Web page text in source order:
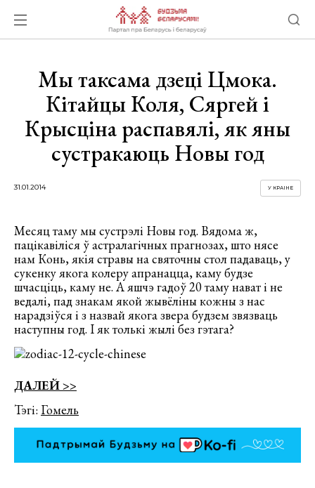
Мы таксама дзеці Цмока.
Кітайцы Коля, Сяргей і
Крысціна распавялі, як яны
сустракаюць Новы год
31.01.2014 У КРАІНЕ
Месяц таму мы сустрэлі Новы год. Вядома ж,
пацікавіліся ў астралагічных прагнозах, што нясе
нам Конь, якія стравы на святочны стол падаваць, у
сукенку якога колеру апранацца, каму будзе
шчасціць, каму не. А яшчэ гадоў 20 таму нават і не
ведалі, пад знакам якой жывёліны кожны з нас
нарадзіўся і з назвай якога звера будзем звязваць
наступны год. І як толькі жылі без гэтага?
ДАЛЕЙ >>
Тэгі: Гомель